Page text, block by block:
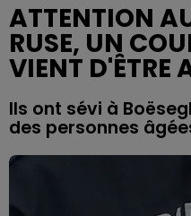
ATTENTION
RUSE, UN
VIENT D'ÊTRE
Ils ont sévi à
des personnes